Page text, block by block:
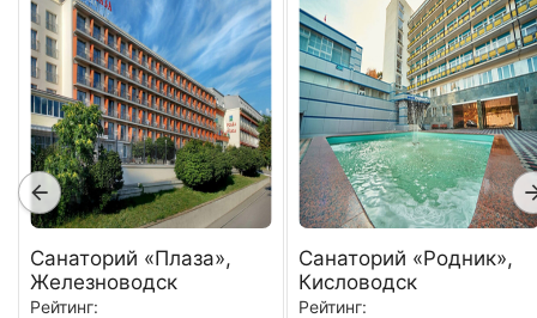
Санаторий «Плаза»,
Железноводск
Рейтинг:
Санаторий «Родник»,
Кисловодск
Рейтинг: